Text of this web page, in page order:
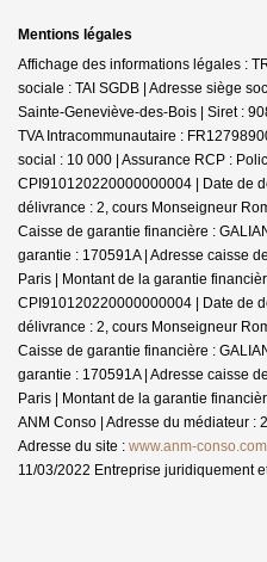
Mentions légales
Affichage des informations légales :
sociale : TAI SGDB | Adresse siège
Sainte-Geneviève-des-Bois | Siret :
TVA Intracommunautaire :
social : 10 000 | Assurance RCP :
CPI910120220000000004 | Date de
délivrance : 2, cours Monseigneur
Caisse de garantie financière :
garantie : 170591A | Adresse caisse
Paris | Montant de la garantie
CPI910120220000000004 | Date de
délivrance : 2, cours Monseigneur
Caisse de garantie financière :
garantie : 170591A | Adresse caisse
Paris | Montant de la garantie
ANM Conso | Adresse du médiateur :
Adresse du site : www.anm-conso.com
11/03/2022 Entreprise juridiquement